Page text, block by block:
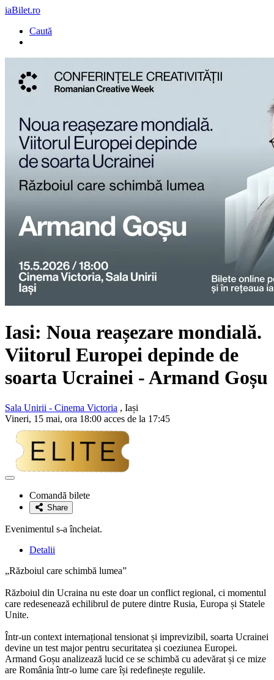
iaBilet.ro
Caută
Iasi: Noua reașezare mondială.
Viitorul Europei depinde de
soarta Ucrainei - Armand Goșu
Sala Unirii - Cinema Victoria , Iași
Vineri, 15 mai, ora 18:00 acces de la 17:45
Adaugă
favoriteComandă bilete
Share
Evenimentul s-a încheiat.
Detalii
„Războiul care schimbă lumea”
Războiul din Ucraina nu este doar un conflict regional, ci momentul
care redesenează echilibrul de putere dintre Rusia, Europa și Statele
Unite.
Într-un context internațional tensionat și imprevizibil, soarta Ucrainei
devine un test major pentru securitatea și coeziunea Europei.
Armand Goșu analizează lucid ce se schimbă cu adevărat și ce mize
are România într-o lume care își redefinește regulile.